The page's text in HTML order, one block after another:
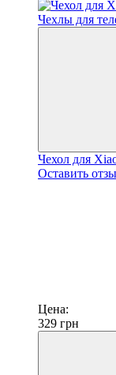
Чехол для
Оставить
Цена:
329 грн